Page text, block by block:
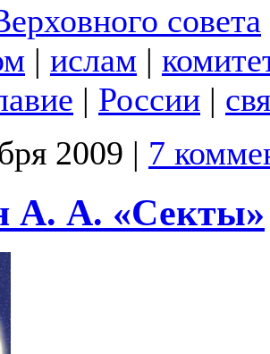
совета
| ислам |
| России |
2009 | 7
А. А. «Секты»